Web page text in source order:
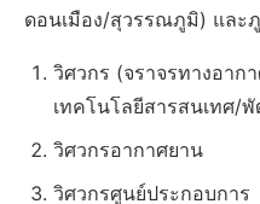
ดอนเมือง/สุวรรณภูมิ) และ
วิศวกร (จราจรทางอาก
เทคโนโลยีสารสนเทศ/
วิศวกรอากาศยาน
วิศวกรศูนย์ประกอบการ